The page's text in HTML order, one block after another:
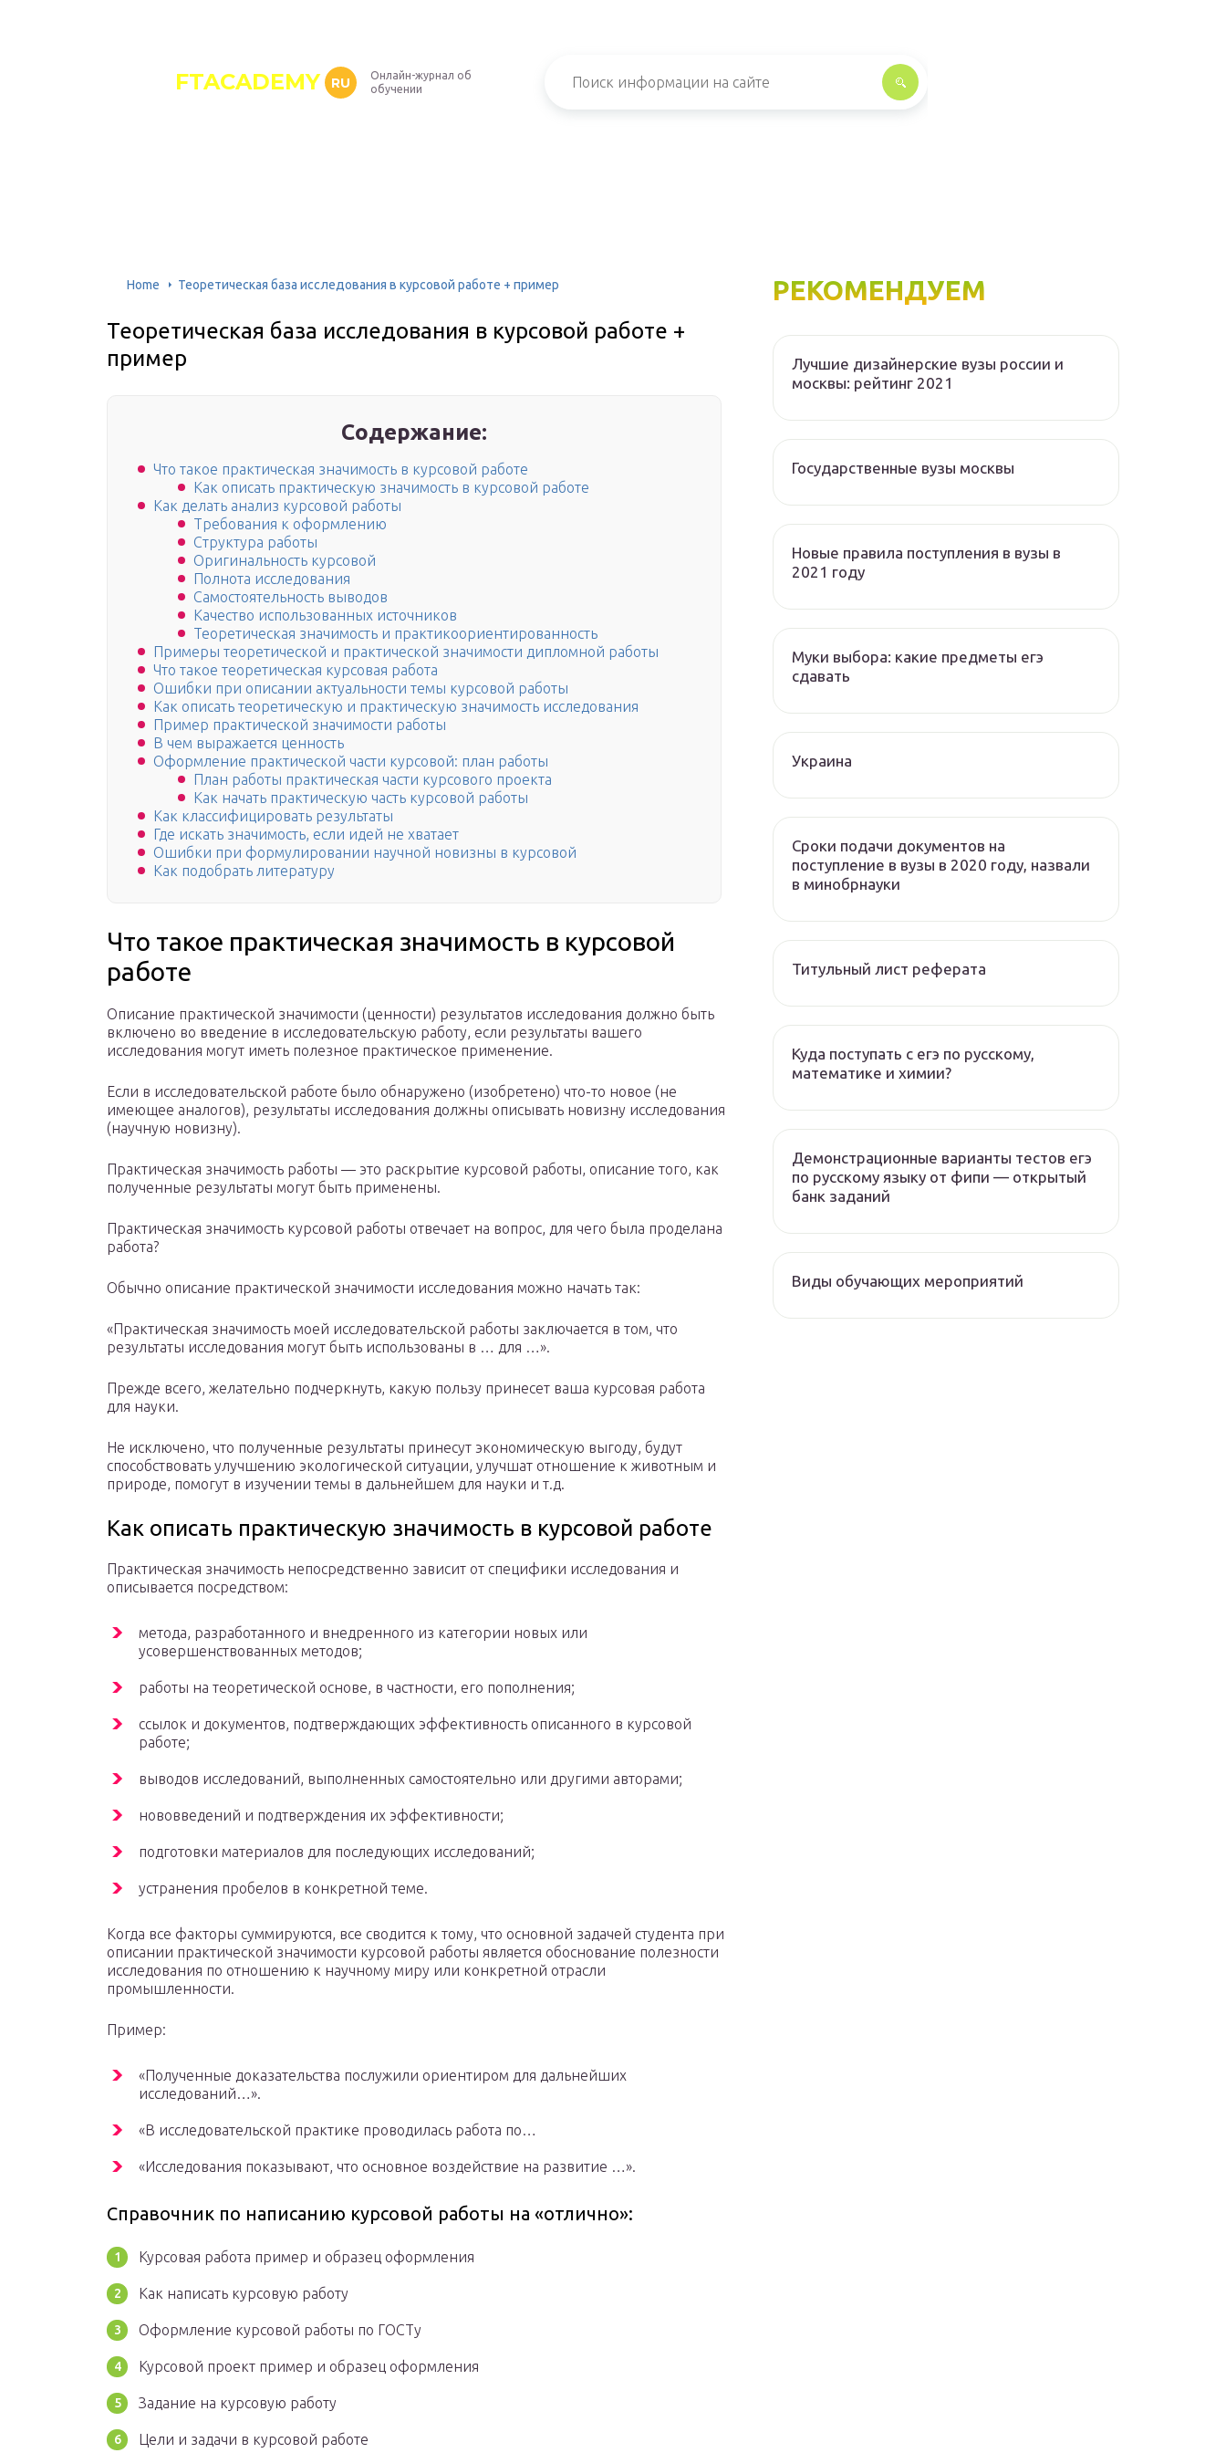
FTACADEMY RU
Онлайн-журнал об
обучении
Home Теоретическая база исследования в курсовой работе + пример
Теоретическая база исследования в курсовой работе +
пример
Содержание:
Что такое практическая значимость в курсовой работе
Как описать практическую значимость в курсовой работе
Как делать анализ курсовой работы
Требования к оформлению
Структура работы
Оригинальность курсовой
Полнота исследования
Самостоятельность выводов
Качество использованных источников
Теоретическая значимость и практикоориентированность
Примеры теоретической и практической значимости дипломной работы
Что такое теоретическая курсовая работа
Ошибки при описании актуальности темы курсовой работы
Как описать теоретическую и практическую значимость исследования
Пример практической значимости работы
В чем выражается ценность
Оформление практической части курсовой: план работы
План работы практическая части курсового проекта
Как начать практическую часть курсовой работы
Как классифицировать результаты
Где искать значимость, если идей не хватает
Ошибки при формулировании научной новизны в курсовой
Как подобрать литературу
Что такое практическая значимость в курсовой
работе
Описание практической значимости (ценности) результатов исследования должно быть
включено во введение в исследовательскую работу, если результаты вашего
исследования могут иметь полезное практическое применение.
Если в исследовательской работе было обнаружено (изобретено) что-то новое (не
имеющее аналогов), результаты исследования должны описывать новизну исследования
(научную новизну).
Практическая значимость работы — это раскрытие курсовой работы, описание того, как
полученные результаты могут быть применены.
Практическая значимость курсовой работы отвечает на вопрос, для чего была проделана
работа?
Обычно описание практической значимости исследования можно начать так:
«Практическая значимость моей исследовательской работы заключается в том, что
результаты исследования могут быть использованы в … для …».
Прежде всего, желательно подчеркнуть, какую пользу принесет ваша курсовая работа
для науки.
Не исключено, что полученные результаты принесут экономическую выгоду, будут
способствовать улучшению экологической ситуации, улучшат отношение к животным и
природе, помогут в изучении темы в дальнейшем для науки и т.д.
Как описать практическую значимость в курсовой работе
Практическая значимость непосредственно зависит от специфики исследования и
описывается посредством:
метода, разработанного и внедренного из категории новых или
усовершенствованных методов;
работы на теоретической основе, в частности, его пополнения;
ссылок и документов, подтверждающих эффективность описанного в курсовой
работе;
выводов исследований, выполненных самостоятельно или другими авторами;
нововведений и подтверждения их эффективности;
подготовки материалов для последующих исследований;
устранения пробелов в конкретной теме.
Когда все факторы суммируются, все сводится к тому, что основной задачей студента при
описании практической значимости курсовой работы является обоснование полезности
исследования по отношению к научному миру или конкретной отрасли
промышленности.
Пример:
«Полученные доказательства послужили ориентиром для дальнейших
исследований…».
«В исследовательской практике проводилась работа по…
«Исследования показывают, что основное воздействие на развитие …».
Справочник по написанию курсовой работы на «отлично»:
Курсовая работа пример и образец оформления
Как написать курсовую работу
Оформление курсовой работы по ГОСТу
Курсовой проект пример и образец оформления
Задание на курсовую работу
Цели и задачи в курсовой работе
РЕКОМЕНДУЕМ
Лучшие дизайнерские вузы россии и
москвы: рейтинг 2021
Государственные вузы москвы
Новые правила поступления в вузы в
2021 году
Муки выбора: какие предметы егэ
сдавать
Украина
Сроки подачи документов на
поступление в вузы в 2020 году, назвали
в минобрнауки
Титульный лист реферата
Куда поступать с егэ по русскому,
математике и химии?
Демонстрационные варианты тестов егэ
по русскому языку от фипи — открытый
банк заданий
Виды обучающих мероприятий